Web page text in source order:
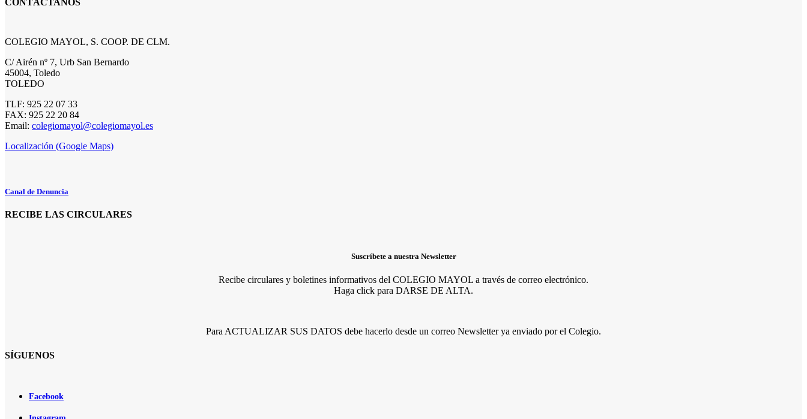
CONTÁCTANOS
COLEGIO MAYOL, S. COOP. DE CLM.
C/ Airén nº 7, Urb San Bernardo
45004, Toledo
TOLEDO
TLF: 925 22 07 33
FAX: 925 22 20 84
Email: colegiomayol@colegiomayol.es
Localización (Google Maps)
Canal de Denuncia
RECIBE LAS CIRCULARES
Suscríbete a nuestra Newsletter
Recibe circulares y boletines informativos del COLEGIO MAYOL a través de correo electrónico.
Haga click para DARSE DE ALTA.
Para ACTUALIZAR SUS DATOS debe hacerlo desde un correo Newsletter ya enviado por el Colegio.
SÍGUENOS
Facebook